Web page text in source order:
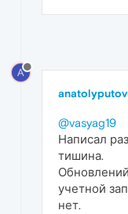
A
anatolyputov
@vasyag19
Написал
тишина.
учетной
нет.